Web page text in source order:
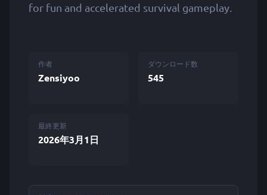
for fun and accelerated survival gameplay.
作者
Zensiyoo
ダウンロード数
545
最終更新
2026年3月1日